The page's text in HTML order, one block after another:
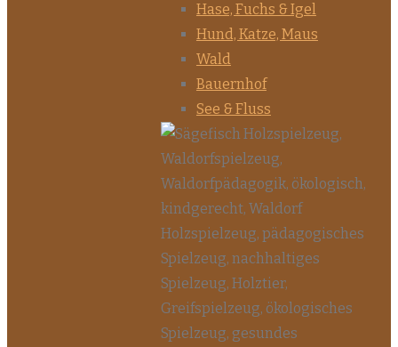
Hase, Fuchs & Igel
Hund, Katze, Maus
Wald
Bauernhof
See & Fluss